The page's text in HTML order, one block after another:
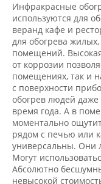
Инфракрасные
используются для
веранд кафе и
для обогрева
помещений.
от коррозии
помещениях, так и
с поверхности
обогрев людей
время года. А в
моментально
рядом с печью или
универсальны. Они
Могут
Абсолютно
невысокой